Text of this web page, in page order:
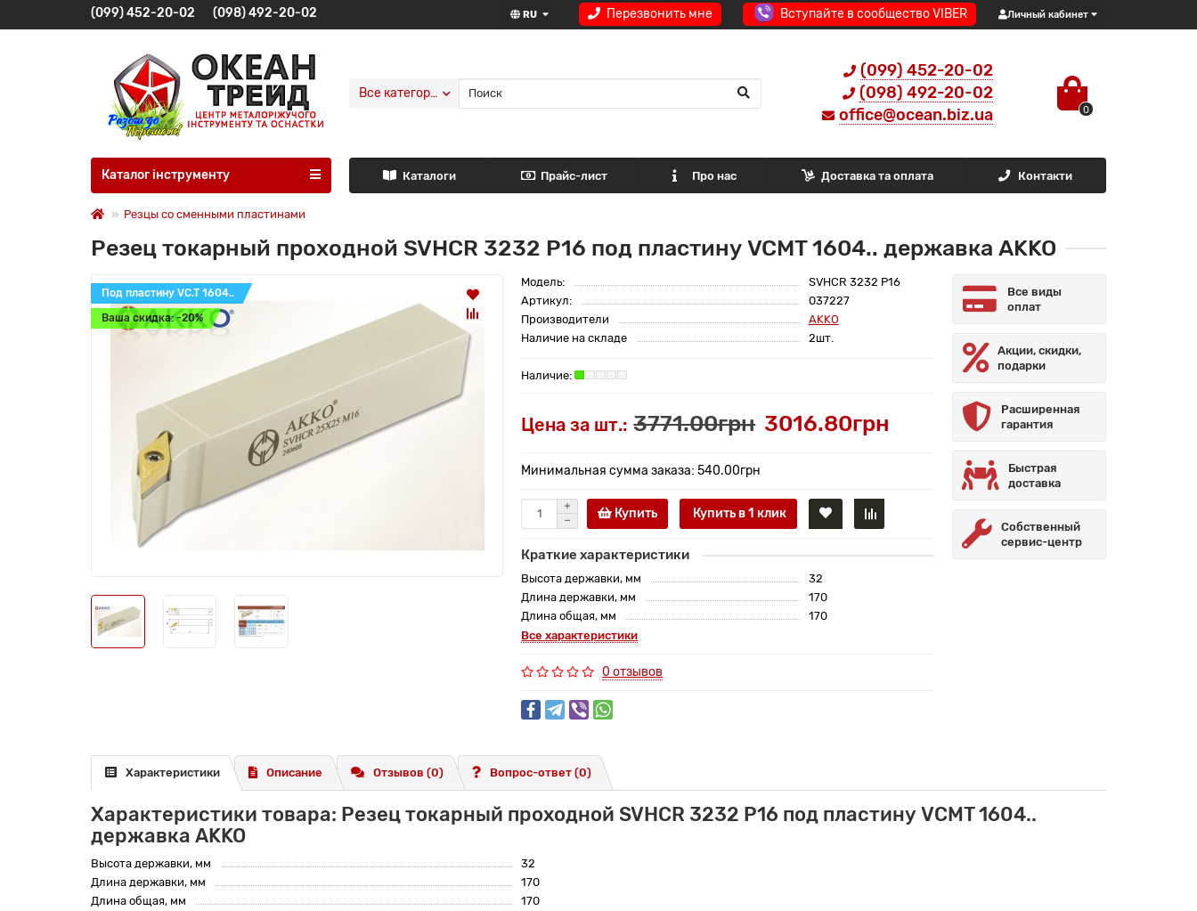
Перезвонить мне Вступайте в сообщество VIBER Личный кабинет
RU
(099) 452-20-02 (098) 492-20-02
(099) 452-20-02
(098) 492-20-02
office@ocean.biz.ua
0
Все категории
Каталог інструменту Каталоги Прайс-лист Про нас Доставка та оплата Контакти
Резцы со сменными пластинами
Резец токарный проходной SVHCR 3232 P16 под пластину VCMT 1604.. державка AKKO
Под пластину VC.T 1604..
Ваша скидка: -20%
Модель:
SVHCR 3232 P16
Артикул:
037227
Производители
AKKO
Наличие на складе
2шт.
Цена за шт.: 3771.00грн 3016.80грн
Минимальная сумма заказа: 540.00грн
Купить Купить в 1 клик
Краткие характеристики
Высота державки, мм
32
Длина державки, мм
170
Длина общая, мм
170
Все характеристики
0 отзывов
Все виды
оплат
Акции, скидки,
подарки
Расширенная
гарантия
Быстрая
доставка
Собственный
сервис-центр
Характеристики Описание Отзывов (0) Вопрос-ответ (0)
Характеристики товара: Резец токарный проходной SVHCR 3232 P16 под пластину VCMT 1604..
державка AKKO
Высота державки, мм
32
Длина державки, мм
170
Длина общая, мм
170